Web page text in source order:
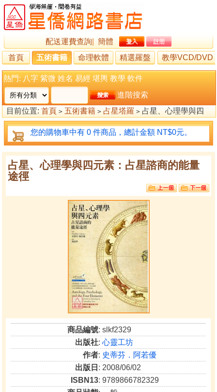
配送運費查詢
簡體
首頁
五術書籍 命理軟體 精選羅盤 教學VCD/DVD
熱門: 八字 紫微 姓名 易經 堪輿 教學 軟件
進階搜索
目前位置: 首頁 > 五術書籍 > 占星塔羅 > 占星、心理學與四
元素：占星諮商的能量途徑
您的購物車中有 0 件商品，總計金額 NT$0元。
占星、心理學與四元素：占星諮商的能量
途徑
商品編號: slkf2329
出版社:心靈工坊
作者: 史蒂芬．阿若優
出版日 : 2008/06/02
ISBN13: 9789866782329